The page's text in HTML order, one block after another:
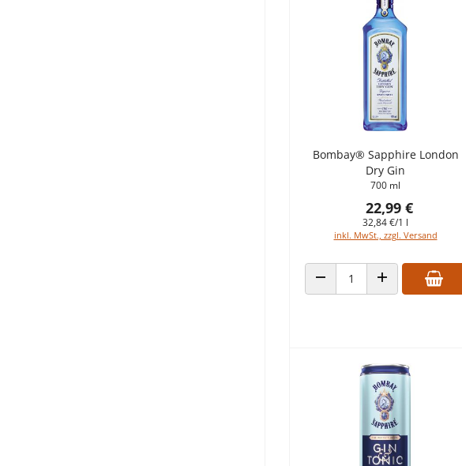
Bombay® Sapphire London
Dry Gin
700 ml
22,99 €
32,84 €/1 l
inkl. MwSt., zzgl. Versand
ANZAHL VERRINGERNANZAHL ERHÖHEN